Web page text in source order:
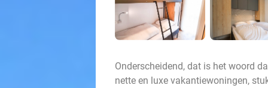
Onderscheidend, dat is het woord
nette en luxe vakantiewoningen,